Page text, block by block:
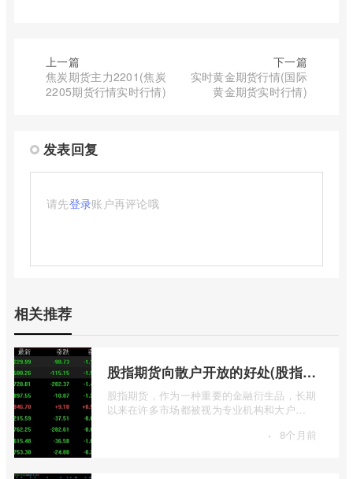
上一篇
焦炭期货主力2201(焦炭
2205期货行情实时行情)
下一篇
实时黄金期货行情(国际
黄金期货实时行情)
发表回复
请先登录账户再评论哦
相关推荐
股指期货向散户开放的好处(股指期货对利空信息更加敏感吗)
股指期货，作为一种重要的金融衍生品，长期
以来在许多市场都被视为专业机构和大户
· 8个月前